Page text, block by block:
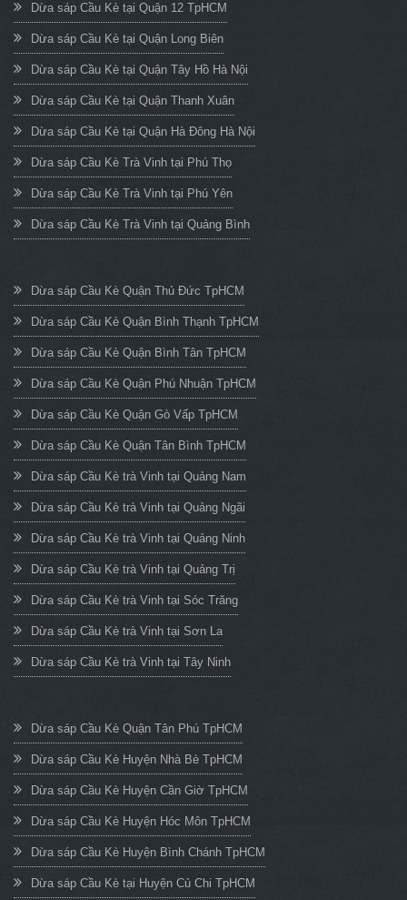
Dừa sáp Cầu Kè tại Quận 12 TpHCM
Dừa sáp Cầu Kè tại Quận Long Biên
Dừa sáp Cầu Kè tại Quận Tây Hồ Hà Nội
Dừa sáp Cầu Kè tại Quận Thanh Xuân
Dừa sáp Cầu Kè tại Quận Hà Đông Hà Nội
Dừa sáp Cầu Kè Trà Vinh tại Phú Thọ
Dừa sáp Cầu Kè Trà Vinh tại Phú Yên
Dừa sáp Cầu Kè Trà Vinh tại Quảng Bình
Dừa sáp Cầu Kè Quận Thủ Đức TpHCM
Dừa sáp Cầu Kè Quận Bình Thạnh TpHCM
Dừa sáp Cầu Kè Quận Bình Tân TpHCM
Dừa sáp Cầu Kè Quận Phú Nhuận TpHCM
Dừa sáp Cầu Kè Quận Gò Vấp TpHCM
Dừa sáp Cầu Kè Quận Tân Bình TpHCM
Dừa sáp Cầu Kè trà Vinh tại Quảng Nam
Dừa sáp Cầu Kè trà Vinh tại Quảng Ngãi
Dừa sáp Cầu Kè trà Vinh tại Quảng Ninh
Dừa sáp Cầu Kè trà Vinh tại Quảng Trị
Dừa sáp Cầu Kè trà Vinh tại Sóc Trăng
Dừa sáp Cầu Kè trà Vinh tại Sơn La
Dừa sáp Cầu Kè trà Vinh tại Tây Ninh
Dừa sáp Cầu Kè Quận Tân Phú TpHCM
Dừa sáp Cầu Kè Huyện Nhà Bè TpHCM
Dừa sáp Cầu Kè Huyện Cần Giờ TpHCM
Dừa sáp Cầu Kè Huyện Hóc Môn TpHCM
Dừa sáp Cầu Kè Huyện Bình Chánh TpHCM
Dừa sáp Cầu Kè tại Huyện Củ Chi TpHCM